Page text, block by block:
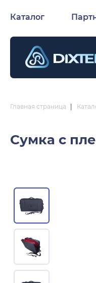
Каталог
Главная страница
Сумка с